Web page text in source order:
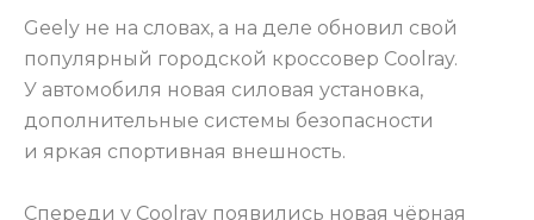
Geely не на словах, а на деле обновил свой
популярный городской кроссовер Coolray.
У автомобиля новая силовая установка,
дополнительные системы безопасности
и яркая спортивная внешность.
Спереди у Coolray появились новая чёрная